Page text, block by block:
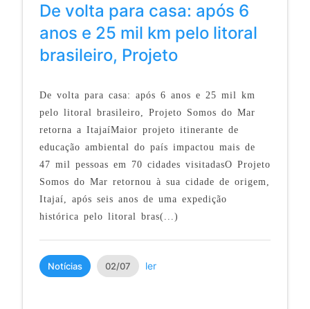
De volta para casa: após 6
anos e 25 mil km pelo litoral
brasileiro, Projeto
De volta para casa: após 6 anos e 25 mil km
pelo litoral brasileiro, Projeto Somos do Mar
retorna a ItajaíMaior projeto itinerante de
educação ambiental do país impactou mais de
47 mil pessoas em 70 cidades visitadasO Projeto
Somos do Mar retornou à sua cidade de origem,
Itajaí, após seis anos de uma expedição
histórica pelo litoral bras(...)
Notícias 02/07 ler